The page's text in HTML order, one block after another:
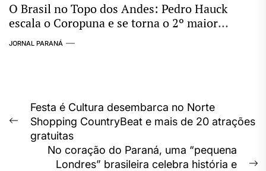
O Brasil no Topo dos Andes: Pedro Hauck
escala o Coropuna e se torna o 2º maior
conquistador de “Seismiles” do mundo
JORNAL PARANÁ
Navegação
de
Post
Previous
post:
Festa é Cultura desembarca no Norte
Shopping CountryBeat e mais de 20 atrações
gratuitas
No coração do Paraná, uma “pequena
Londres” brasileira celebra história e